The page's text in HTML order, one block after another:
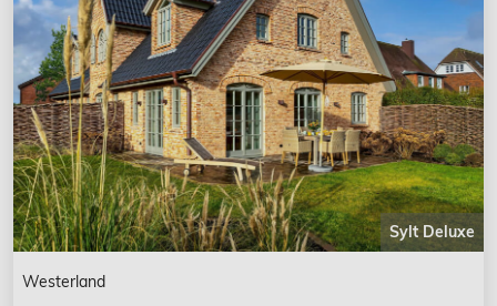
Sylt Deluxe
Westerland